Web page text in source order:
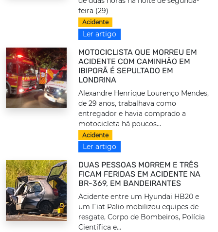
feira (29)
Acidente
Ler artigo
MOTOCICLISTA QUE MORREU EM
ACIDENTE COM CAMINHÃO EM
IBIPORÃ É SEPULTADO EM
LONDRINA
Alexandre Henrique Lourenço Mendes,
de 29 anos, trabalhava como
entregador e havia comprado a
motocicleta há poucos...
Acidente
Ler artigo
DUAS PESSOAS MORREM E TRÊS
FICAM FERIDAS EM ACIDENTE NA
BR-369, EM BANDEIRANTES
Acidente entre um Hyundai HB20 e
um Fiat Palio mobilizou equipes de
resgate, Corpo de Bombeiros, Polícia
Científica e...